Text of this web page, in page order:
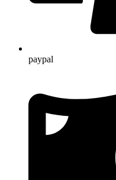
paypal